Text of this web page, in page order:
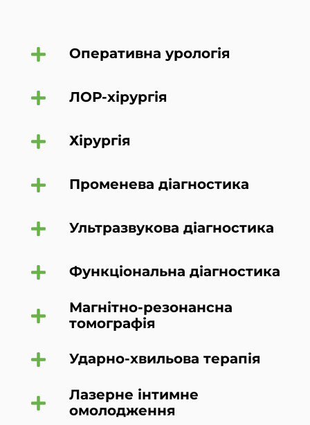
Оперативна урологія
ЛОР-хірургія
Хірургія
Променева діагностика
Ультразвукова діагностика
Функціональна діагностика
Магнітно-резонансна
томографія
Ударно-хвильова терапія
Лазерне інтимне
омолодження